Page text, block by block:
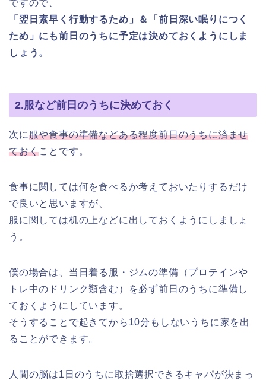
ですので、
「翌日素早く行動するため」＆「前日深い眠りにつく
ため」にも前日のうちに予定は決めておくようにしま
しょう。
2.服など前日のうちに決めておく
次に服や食事の準備などある程度前日のうちに済ませ
ておくことです。
食事に関しては何を食べるか考えておいたりするだけ
で良いと思いますが、
服に関しては机の上などに出しておくようにしましょ
う。
僕の場合は、当日着る服・ジムの準備（プロテインや
トレ中のドリンク類含む）を必ず前日のうちに準備し
ておくようにしています。
そうすることで起きてから10分もしないうちに家を出
ることができます。
人間の脳は1日のうちに取捨選択できるキャパが決まっ